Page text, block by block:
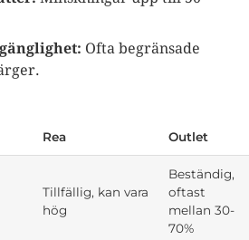
Ofta begränsade
Rea Outlet
Tillfällig, kan vara
hög
Beständig,
oftast
mellan 30-
70%